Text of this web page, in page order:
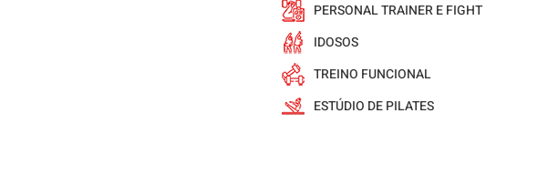
PERSONAL TRAINER E FIGHT
IDOSOS
TREINO FUNCIONAL
ESTÚDIO DE PILATES